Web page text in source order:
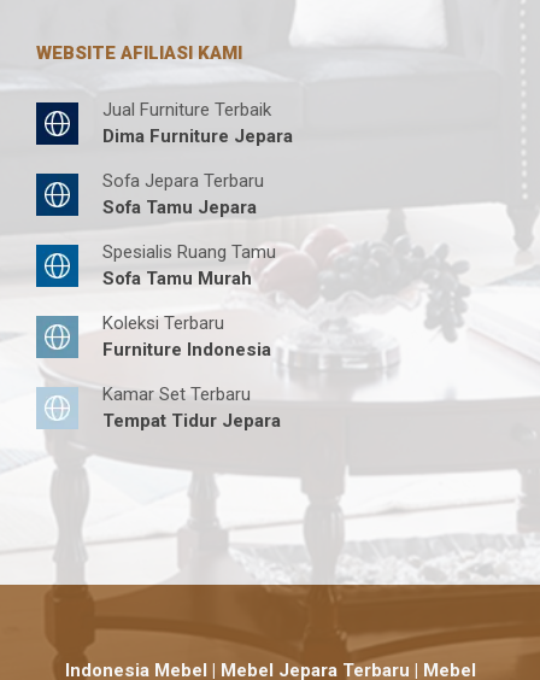
WEBSITE AFILIASI KAMI
Jual Furniture Terbaik
Dima Furniture Jepara
Sofa Jepara Terbaru
Sofa Tamu Jepara
Spesialis Ruang Tamu
Sofa Tamu Murah
Koleksi Terbaru
Furniture Indonesia
Kamar Set Terbaru
Tempat Tidur Jepara
Indonesia Mebel | Mebel Jepara Terbaru | Mebel